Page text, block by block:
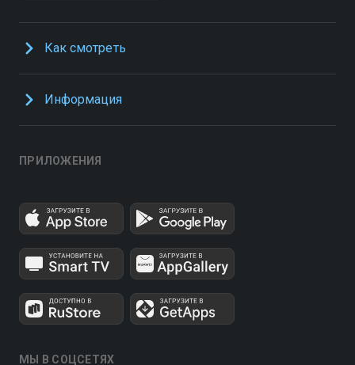
Как смотреть
Информация
ПРИЛОЖЕНИЯ
МЫ В СОЦСЕТЯХ